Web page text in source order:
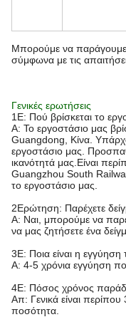
Μπορούμε να παράγουμε
σύμφωνα με τις
Γενικές ερωτήσεις
1Ε: Πού βρίσκεται το
Α: Το εργοστάσιο μας
Guangdong, Κίνα.
εργοστάσιο μας.
ικανότητά μας.Είναι
Guangzhou South
το εργοστάσιο μας.
2Ερώτηση: Παρέχετε
Α: Ναι, μπορούμε να
να μας ζητήσετε ένα
3Ε: Ποια είναι η
Α: 4-5 χρόνια εγγύηση
4Ε: Πόσος χρόνος
Απ: Γενικά είναι
ποσότητα.